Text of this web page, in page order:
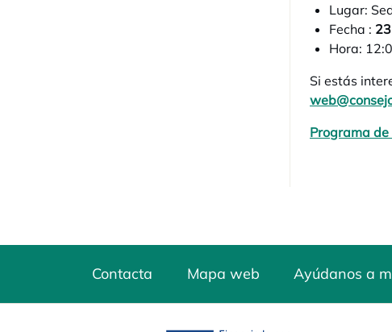
Lugar:
Fecha :
Hora:
Si estás
Programa de
Contacta Mapa web Ayúdanos a